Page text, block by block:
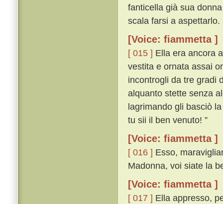
fanticella già sua
scala farsi a aspettarlo.
[Voice: fiammetta ]
[ 015 ] Ella era ancora
vestita e ornata assai
incontrogli da tre gradi
alquanto stette senza
lagrimando gli basciò
tu sii il ben venuto! ”
[Voice: fiammetta ]
[ 016 ] Esso,
Madonna, voi siate la
[Voice: fiammetta ]
[ 017 ] Ella appresso,